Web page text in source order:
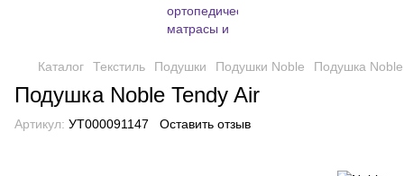
Каталог Текстиль Подушки Подушки Noble Подушка
Подушка Noble Tendy Air
Артикул: УТ000091147 Оставить отзыв